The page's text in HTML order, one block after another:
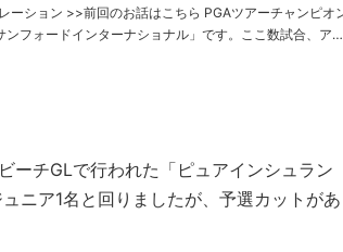
フォードインターナショナル」です。ここ数試合、アン
ーチGLで行われた「ピュアインシュラン
ニア1名と回りましたが、予選カットがあ